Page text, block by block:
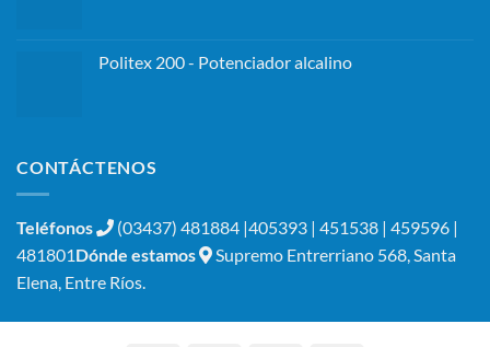
Politex 200 - Potenciador alcalino
CONTÁCTENOS
Teléfonos
(03437) 481884 |405393 | 451538 | 459596 |
481801Dónde estamos
Supremo Entrerriano 568, Santa
Elena, Entre Ríos.